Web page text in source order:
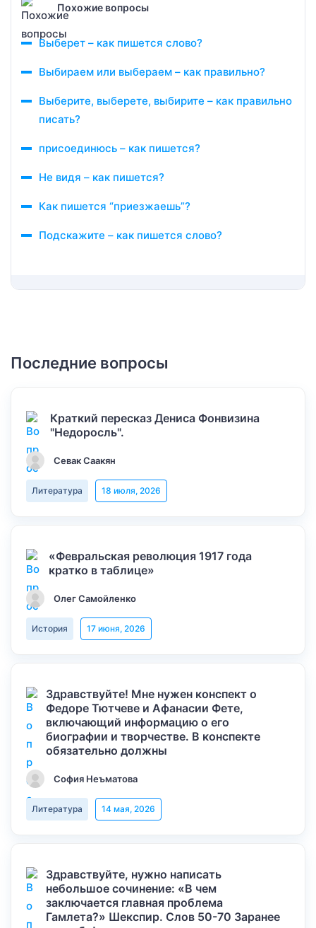
Похожие вопросы
Выберет – как пишется слово?
Выбираем или выбераем – как правильно?
Выберите, выберете, выбирите – как правильно
писать?
присоединюсь – как пишется?
Не видя – как пишется?
Как пишется “приезжаешь”?
Подскажите – как пишется слово?
Последние вопросы
Краткий пересказ Дениса Фонвизина
"Недоросль".
Севак Саакян
Литература 18 июля, 2026
«Февральская революция 1917 года
кратко в таблице»
Олег Самойленко
История 17 июня, 2026
Здравствуйте! Мне нужен конспект о
Федоре Тютчеве и Афанасии Фете,
включающий информацию о его
биографии и творчестве. В конспекте
обязательно должны
София Неъматова
Литература 14 мая, 2026
Здравствуйте, нужно написать
небольшое сочинение: «В чем
заключается главная проблема
Гамлета?» Шекспир. Слов 50-70 Заранее